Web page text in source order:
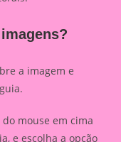
a imagem e
mouse em cima
e escolha a opção